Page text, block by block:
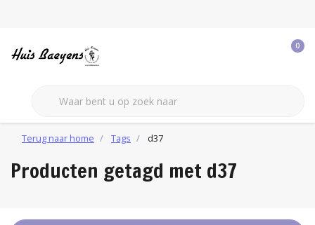
0
Terug naar home Tags d37
Producten getagd met d37